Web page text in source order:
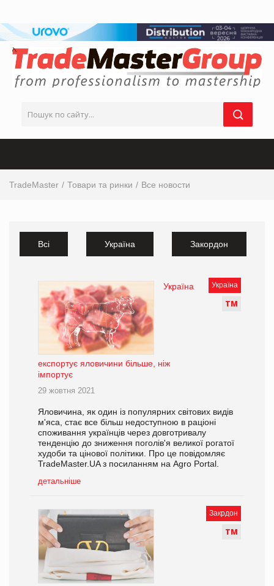
TradeMaster Товари та ринки Все новости
Всі Україна Закордон
Україна
ТМ
Україна
експортує яловичини більше, ніж
імпортує
29 жовтня 2021
Яловичина, як один із популярних світових видів
м'яса, стає все більш недоступною в раціоні
споживання українців через довготривалу
тенденцію до зниження поголів'я великої рогатої
худоби та цінової політики. Про це повідомляє
TradeMaster.UA з посиланням на Agro Portal.
детальніше
Закрдон
ТМ